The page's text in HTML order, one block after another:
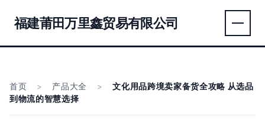
福建莆田万里鑫贸易有限公司
首页 > 产品大全 >
文化用品跨境卖家备货全攻略 从选品
到物流的智慧选择